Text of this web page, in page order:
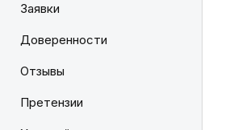
Заявки
Доверенности
Отзывы
Претензии